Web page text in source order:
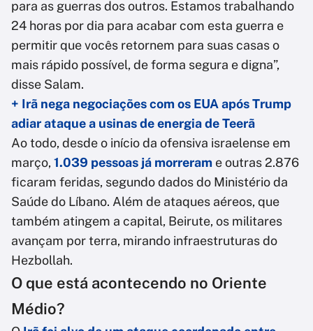
para as guerras dos outros. Estamos trabalhando
24 horas por dia para acabar com esta guerra e
permitir que vocês retornem para suas casas o
mais rápido possível, de forma segura e digna”,
disse Salam.
+ Irã nega negociações com os EUA após Trump
adiar ataque a usinas de energia de Teerã
Ao todo, desde o início da ofensiva israelense em
março, 1.039 pessoas já morreram e outras 2.876
ficaram feridas, segundo dados do Ministério da
Saúde do Líbano. Além de ataques aéreos, que
também atingem a capital, Beirute, os militares
avançam por terra, mirando infraestruturas do
Hezbollah.
O que está acontecendo no Oriente
Médio?